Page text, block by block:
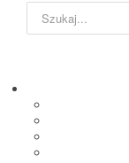
Szukaj...